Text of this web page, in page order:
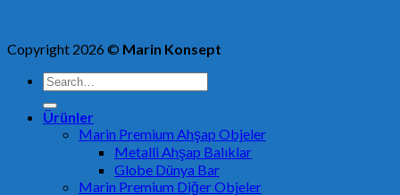
Copyright 2026 © Marin Konsept
Search
for:
Ürünler
Marin Premium Ahşap Objeler
Metalli Ahşap Balıklar
Globe Dünya Bar
Marin Premium Diğer Objeler